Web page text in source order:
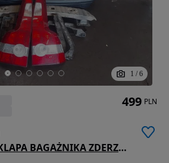
1 / 6
KOMPLETNY TYŁ KLAPA BAGAŻNIKA ZDERZAK LAMPY VOLVO V50 I 455-46 ID: 237890
499 PLN